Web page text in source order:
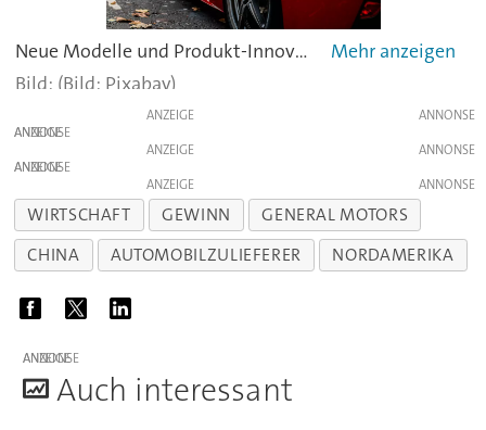
Neue Modelle und Produkt-Innovationen lösen im Weltautomarkt im Jahre 2018 keine außerordentlichen Nachfrageerhöhungen aus. Das ist eine der Kernaussagen der Studie des CAR-Center Automotive Research. Modelle wie dieser Ferrari sind aber sicher überall auf der Welt begehrt. -
(Bild: Pixabay)
ANZEIGE
ANZEIGE
ANZEIGE
ANZEIGE
ANZEIGE
WIRTSCHAFT GEWINN
GENERAL MOTORS
CHINA
AUTOMOBILZULIEFERER NORDAMERIKA
ANZEIGE
Auch interessant